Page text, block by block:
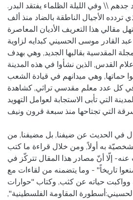
\\ وفي الليلة الظلماء يفتقد البدر.
تردده الأجيال الناطقة بالضاد منذ ألف
مقالي هذا التعريف الأديان المعاصرة
القادر موسى الحسيني كبدايه لزاوية
المقدسية بقالبها الجديد, وهي بهدف
القدس, الذين نشأوا في هذه المدينة
حماتها, وهي ميدانهم في قيادة الشعب
كل عدد معلم مقدسي تراثي, كشاهدة
التي تأبى الاستجابة لعوامل التهويد
التي تجتاحها منذ سبعة قرون ونيف.
في الحديث عن ضيفنا, بل مضيفنا, من
به أولاً, ومن خلال قراءة ما كتب
إلّا أنّ مصادر هذا المقال تتركّز في
تاريخاً" - وما يتضمنه من لقاءات مع
حياته عن كثب, وكتاب "حوارات
المقاومة الفلسطينية",